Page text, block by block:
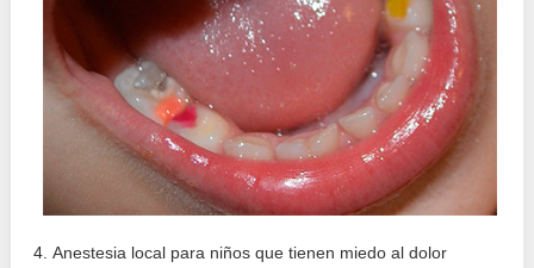
Anestesia local para niños que tienen miedo al dolor